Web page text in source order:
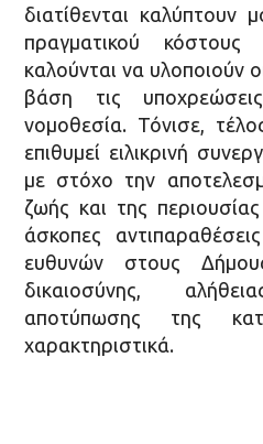
διατίθενται καλύπτουν
πραγματικού
καλούνται να υλοποιούν
βάση τις
νομοθεσία. Τόνισε,
επιθυμεί ειλικρινή
με στόχο την
ζωής και της
άσκοπες
ευθυνών στους
δικαιοσύνης,
αποτύπωσης της
χαρακτηριστικά.